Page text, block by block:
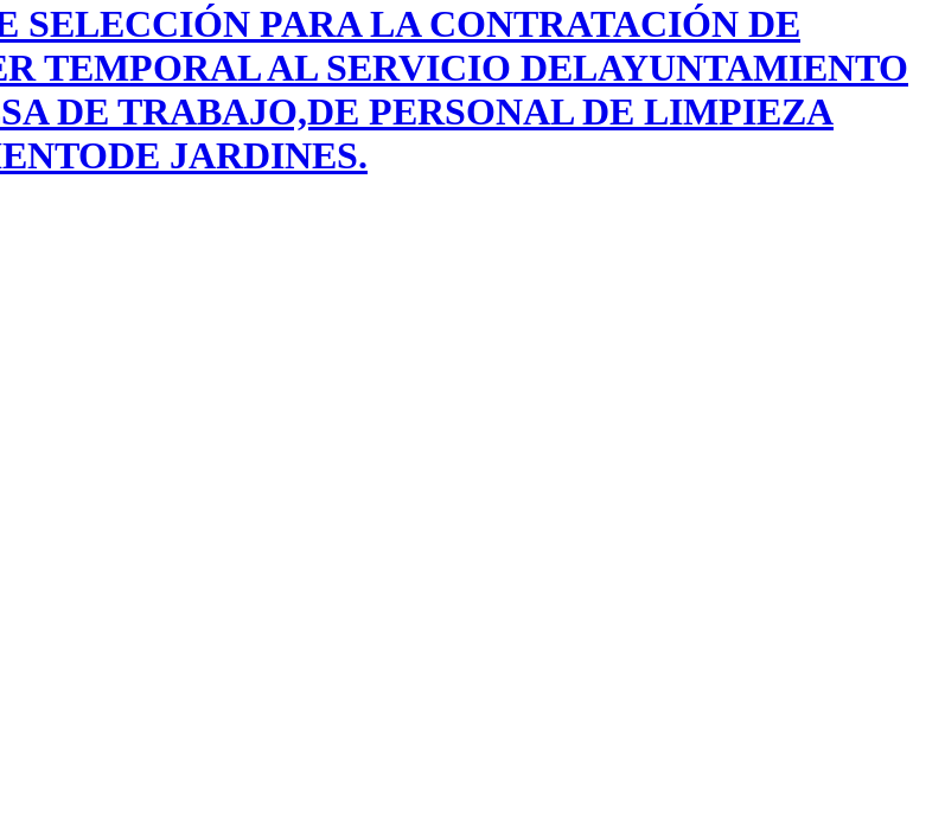
SELECCIÓN PARA LA CONTRATACIÓN DE
TEMPORAL AL SERVICIO DELAYUNTAMIENTO
DE TRABAJO,DE PERSONAL DE LIMPIEZA
JARDINES.